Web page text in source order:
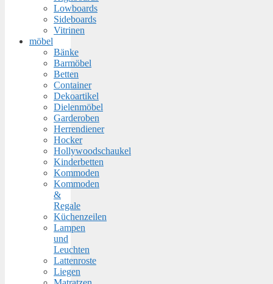
Lowboards
Sideboards
Vitrinen
möbel
Bänke
Barmöbel
Betten
Container
Dekoartikel
Dielenmöbel
Garderoben
Herrendiener
Hocker
Hollywoodschaukel
Kinderbetten
Kommoden
Kommoden
&
Regale
Küchenzeilen
Lampen
und
Leuchten
Lattenroste
Liegen